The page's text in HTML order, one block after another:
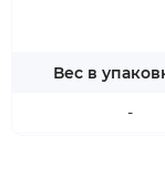
Вес в
-